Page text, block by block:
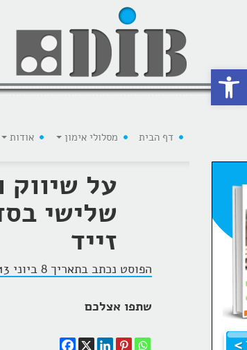
דף הבית מסלולי אימון אודות
על שיווק
שלישי
זייד
הפוסט נכתב בתאריך 8 ביוני 2013, בשעה 9:00, על ידי
שתפו אצלכם